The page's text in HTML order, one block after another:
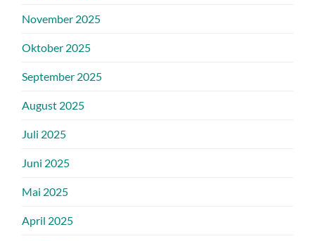
November 2025
Oktober 2025
September 2025
August 2025
Juli 2025
Juni 2025
Mai 2025
April 2025